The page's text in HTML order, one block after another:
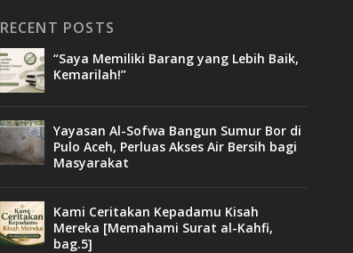
RECENT POSTS
“Saya Memiliki Barang yang Lebih Baik,
Kemarilah!”
Yayasan Al-Sofwa Bangun Sumur Bor di
Pulo Aceh, Perluas Akses Air Bersih bagi
Masyarakat
Kami Ceritakan Kepadamu Kisah
Mereka [Memahami Surat al-Kahfi,
bag.5]